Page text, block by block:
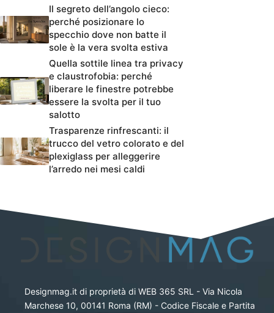
Il segreto dell’angolo cieco:
perché posizionare lo
specchio dove non batte il
sole è la vera svolta estiva
Quella sottile linea tra privacy
e claustrofobia: perché
liberare le finestre potrebbe
essere la svolta per il tuo
salotto
Trasparenze rinfrescanti: il
trucco del vetro colorato e del
plexiglass per alleggerire
l’arredo nei mesi caldi
Designmag.it di proprietà di WEB 365 SRL - Via Nicola
Marchese 10, 00141 Roma (RM) - Codice Fiscale e Partita